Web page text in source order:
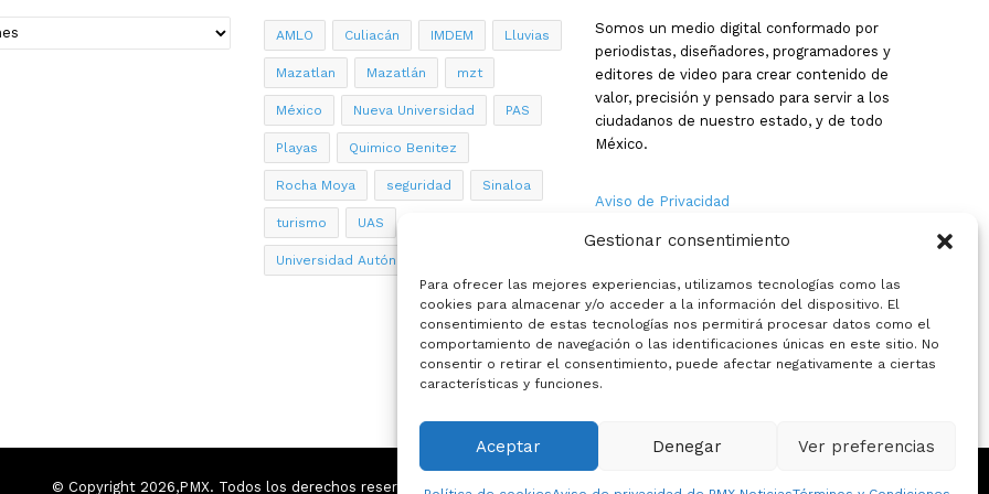
Gestionar consentimiento
Para ofrecer las mejores experiencias, utilizamos tecnologías como las
cookies para almacenar y/o acceder a la información del dispositivo. El
consentimiento de estas tecnologías nos permitirá procesar datos como el
comportamiento de navegación o las identificaciones únicas en este sitio. No
consentir o retirar el consentimiento, puede afectar negativamente a ciertas
características y funciones.
Aceptar Denegar Ver preferencias
AMLO Culiacán IMDEM Lluvias
Mazatlan Mazatlán mzt
México Nueva Universidad PAS
Playas Quimico Benitez
Rocha Moya seguridad Sinaloa
turismo UAS
Universidad Autónoma de Sinaloa
Somos un medio digital conformado por
periodistas, diseñadores, programadores y
editores de video para crear contenido de
valor, precisión y pensado para servir a los
ciudadanos de nuestro estado, y de todo
México.
Aviso de Privacidad
Nosotros
Términos y Condiciones
Política de Cookies
© Copyright 2026,PMX. Todos los derechos reservados.